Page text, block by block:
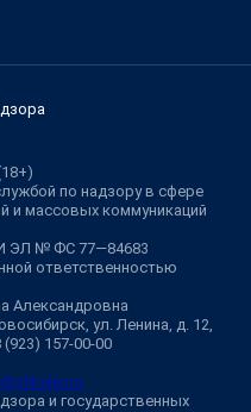
по надзору в сфере
и массовых коммуникаций
ЭЛ № ФС 77—84683
ответственностью
Александровна
ул. Ленина, д. 12,
157-00-00
и государственных